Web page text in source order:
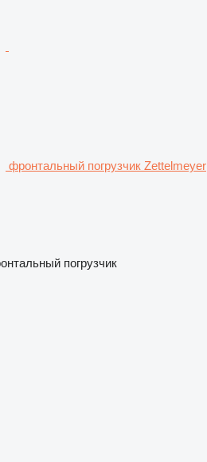
фронтальный погрузчик Zettelmeyer
погрузчик